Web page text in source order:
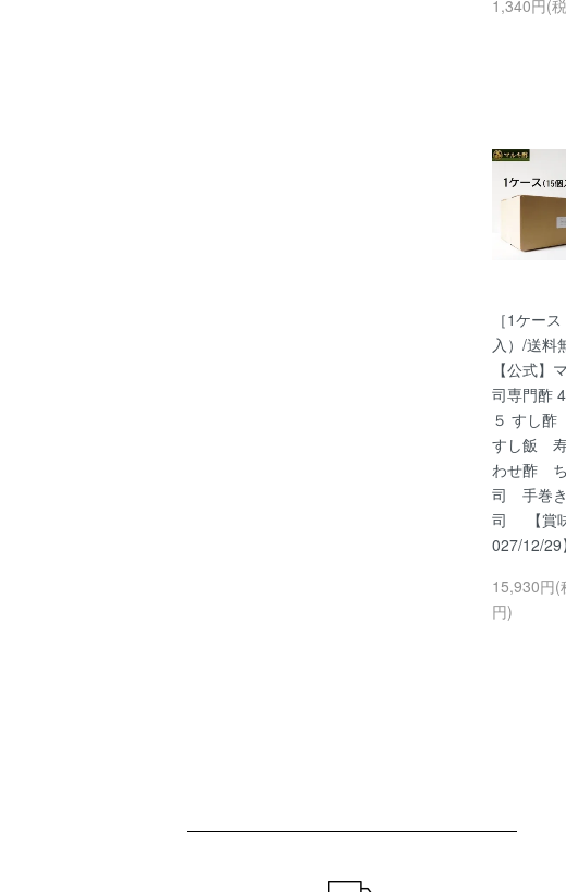
1,340円(
［1ケー
入）/送料
【公式】
司専門酢
５ すし
すし飯
わせ酢
司 手巻
司 【賞
027/12/29
15,930円(
円)